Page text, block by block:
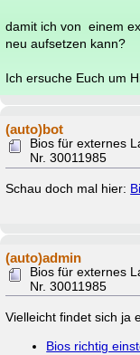
damit ich von einem
neu aufsetzen kann?
Ich ersuche Euch um
(auto)bot
Bios für externes
Nr. 30011985
Schau doch mal hier:
(auto)admin
Bios für externes
Nr. 30011985
Vielleicht findet sich ja
Bios richtig